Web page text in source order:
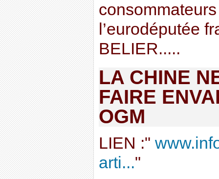
l’eurodéputée
BELIER.....
LA CHINE
FAIRE
OGM
LIEN :"
arti..."